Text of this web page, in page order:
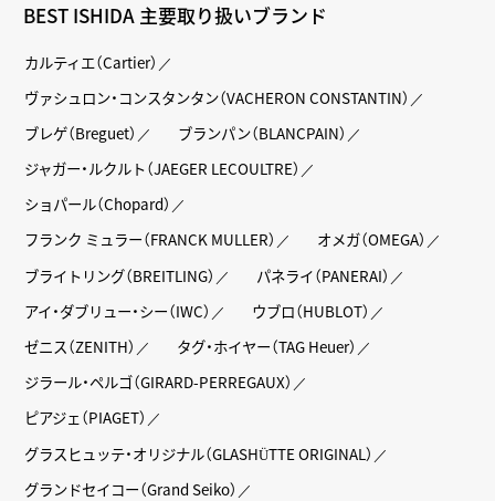
BEST ISHIDA 主要取り扱いブランド
カルティエ（Cartier）
ヴァシュロン・コンスタンタン（VACHERON CONSTANTIN）
ブレゲ（Breguet）
ブランパン（BLANCPAIN）
ジャガー・ルクルト（JAEGER LECOULTRE）
ショパール（Chopard）
フランク ミュラー（FRANCK MULLER）
オメガ（OMEGA）
ブライトリング（BREITLING）
パネライ（PANERAI）
アイ・ダブリュー・シー（IWC）
ウブロ（HUBLOT）
ゼニス（ZENITH）
タグ・ホイヤー（TAG Heuer）
ジラール・ペルゴ（GIRARD-PERREGAUX）
ピアジェ（PIAGET）
グラスヒュッテ・オリジナル（GLASHÜTTE ORIGINAL）
グランドセイコー（Grand Seiko）